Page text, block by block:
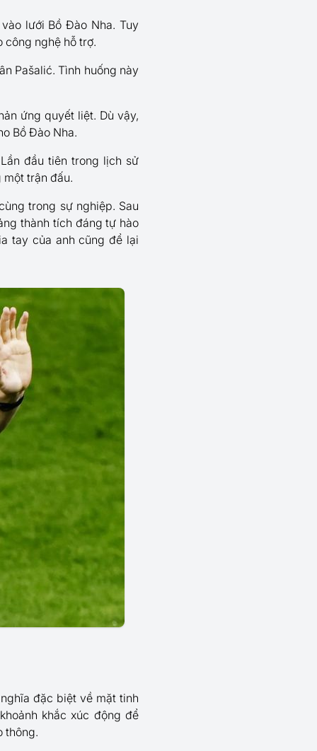
lưới Bồ Đào Nha. Tuy
công nghệ hỗ trợ.
Pašalić. Tình huống này
ứng quyết liệt. Dù vậy,
Bồ Đào Nha.
đầu tiên trong lịch sử
trận đấu.
trong sự nghiệp. Sau
thành tích đáng tự hào
tay của anh cũng để lại
đặc biệt về mặt tinh
khắc xúc động để
thông.